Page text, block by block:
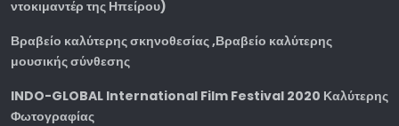
ντοκιμαντέρ της Ηπείρου)
Βραβείο καλύτερης σκηνοθεσίας ,Βραβείο καλύτερης
μουσικής σύνθεσης
INDO-GLOBAL International Film Festival 2020 Καλύτερης
Φωτογραφίας